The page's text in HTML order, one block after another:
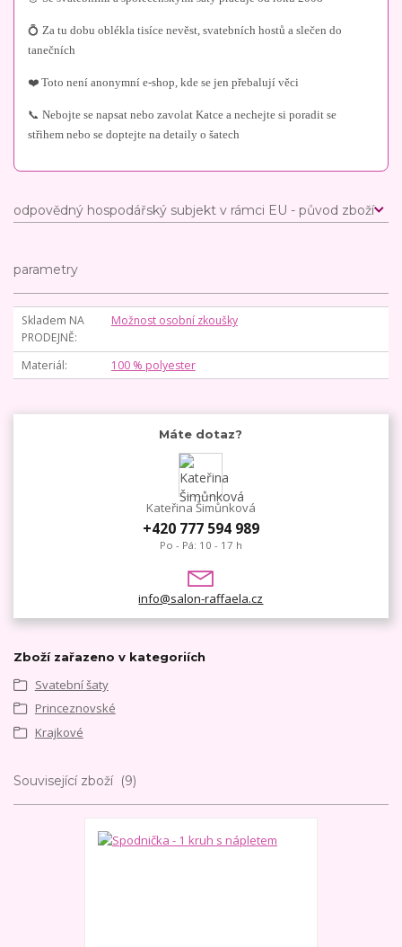
💍 Za tu dobu oblékla tisíce nevěst, svatebních hostů a slečen do
tanečních
❤️ Toto není anonymní e-shop, kde se jen přebalují věci
📞 Nebojte se napsat nebo zavolat Katce a nechejte si poradit se
střihem nebo se doptejte na detaily o šatech
odpovědný hospodářský subjekt v rámci EU - původ zboží
parametry
Skladem NA
PRODEJNĚ
Možnost osobní zkoušky
Materiál 100 % polyester
Máte dotaz?
Kateřina Šimůnková
+420 777 594 989
Po - Pá: 10 - 17 h
info@salon-raffaela.cz
Zboží zařazeno v kategoriích
Svatební šaty
Princeznovské
Krajkové
Související zboží 9